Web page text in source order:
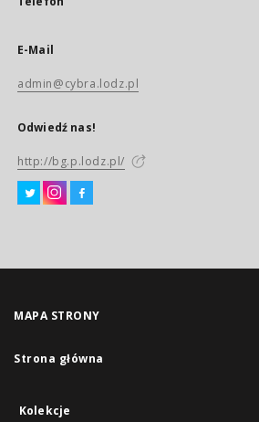
E-Mail
admin@cybra.lodz.pl
Odwiedź nas!
http://bg.p.lodz.pl/
MAPA STRONY
Strona główna
Kolekcje